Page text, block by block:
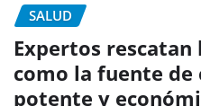
SALUD
Expertos
como la fuente de
potente y